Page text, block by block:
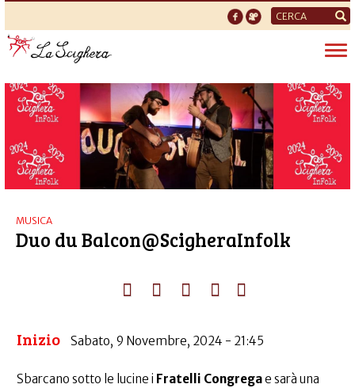
Form
di
ricerca
MUSICA
Duo du Balcon@ScigheraInfolk
Inizio Sabato, 9 Novembre, 2024 - 21:45
Sbarcano sotto le lucine i Fratelli Congregae sarà una